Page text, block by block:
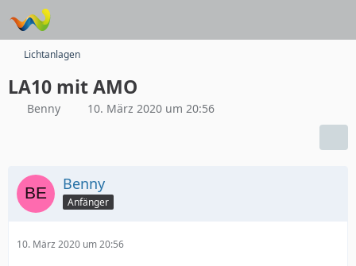
Lichtanlagen
LA10 mit AMO
Benny 10. März 2020 um 20:56
Benny
Anfänger
10. März 2020 um 20:56